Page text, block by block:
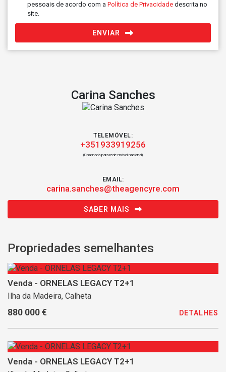
pessoais de acordo com a Política de Privacidade descrita no
site.
ENVIAR
Carina Sanches
TELEMÓVEL:
+351933919256
(Chamada para rede móvel nacional)
EMAIL:
carina.sanches@theagencyre.com
SABER MAIS
Propriedades semelhantes
Venda - ORNELAS LEGACY T2+1
Ilha da Madeira, Calheta
880 000 € DETALHES
Venda - ORNELAS LEGACY T2+1